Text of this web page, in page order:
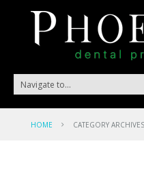
HOME CATEGORY